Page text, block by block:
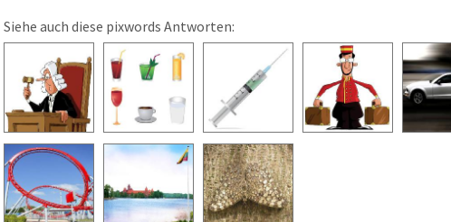
Siehe auch diese pixwords Antworten: